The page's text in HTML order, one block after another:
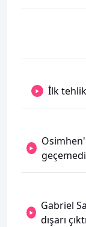
İlk
geçemedi
Gabriel
dışarı çıktı